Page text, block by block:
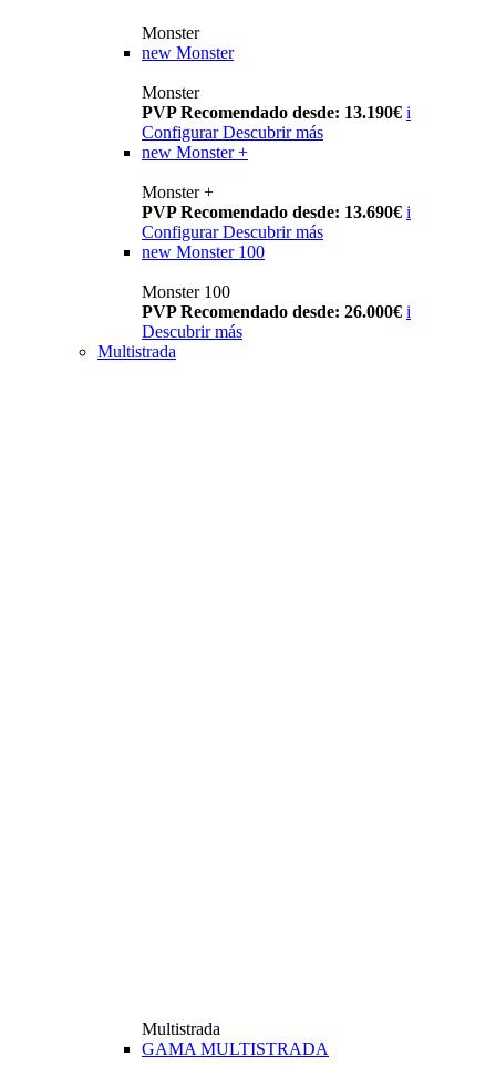
Monster
new Monster
Monster
PVP Recomendado desde: 13.190€ i
Configurar Descubrir más
new Monster +
Monster +
PVP Recomendado desde: 13.690€ i
Configurar Descubrir más
new Monster 100
Monster 100
PVP Recomendado desde: 26.000€ i
Descubrir más
Multistrada
Multistrada
GAMA MULTISTRADA